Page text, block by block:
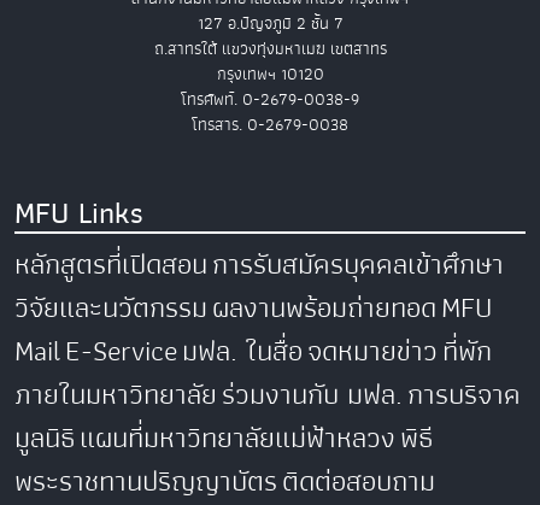
127 อ.ปัญจภูมิ 2 ชั้น 7
ถ.สาทรใต้ แขวงทุ่งมหาเมฆ เขตสาทร
กรุงเทพฯ 10120
โทรศัพท์. 0-2679-0038-9
โทรสาร. 0-2679-0038
MFU Links
หลักสูตรที่เปิดสอนการรับสมัครบุคคลเข้าศึกษา
วิจัยและนวัตกรรมผลงานพร้อมถ่ายทอดMFU
MailE-Serviceมฟล. ในสื่อจดหมายข่าวที่พัก
ภายในมหาวิทยาลัยร่วมงานกับ มฟล.การบริจาค
มูลนิธิแผนที่มหาวิทยาลัยแม่ฟ้าหลวงพิธี
พระราชทานปริญญาบัตรติดต่อสอบถาม